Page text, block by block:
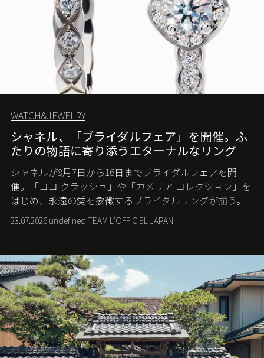
WATCH&JEWELRY
シャネル、「ブライダルフェア」を開催。ふ
たりの物語に寄り添うエターナルなリング
シャネルが8月7日から16日までブライダルフェアを開
催。「ココ クラッシュ」や「カメリア コレクション」を
はじめ、永遠の愛を象徴するブライダルリングが揃う。
23.07.2026 undefined TEAM L'OFFICIEL JAPAN